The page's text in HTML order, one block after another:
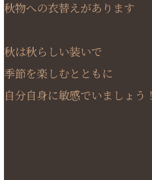
秋物への衣替えがあります
秋は秋らしい装いで
季節を楽しむとともに
自分自身に敏感でいましょう！